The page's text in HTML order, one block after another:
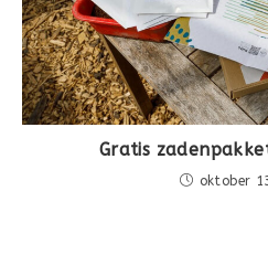
Gratis
oktober